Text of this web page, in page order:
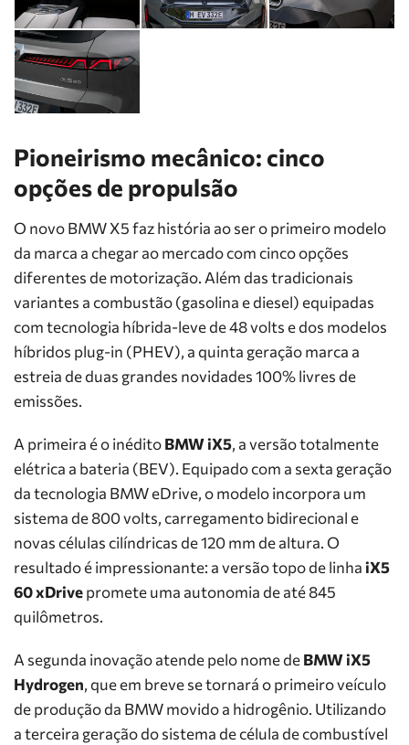
Pioneirismo mecânico: cinco
opções de propulsão
O novo BMW X5 faz história ao ser o primeiro modelo
da marca a chegar ao mercado com cinco opções
diferentes de motorização. Além das tradicionais
variantes a combustão (gasolina e diesel) equipadas
com tecnologia híbrida-leve de 48 volts e dos modelos
híbridos plug-in (PHEV), a quinta geração marca a
estreia de duas grandes novidades 100% livres de
emissões.
A primeira é o inéditoBMW iX5, a versão totalmente
elétrica a bateria (BEV). Equipado com a sexta geração
da tecnologia BMW eDrive, o modelo incorpora um
sistema de 800 volts, carregamento bidirecional e
novas células cilíndricas de 120 mm de altura. O
resultado é impressionante: a versão topo de linhaiX5
60 xDrivepromete uma autonomia de até 845
quilômetros.
A segunda inovação atende pelo nome deBMW iX5
Hydrogen, que em breve se tornará o primeiro veículo
de produção da BMW movido a hidrogênio. Utilizando
a terceira geração do sistema de célula de combustível